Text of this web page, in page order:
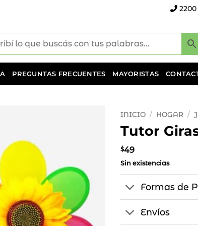
PREGUNTAS FRECUENTES MAYORISTAS
de
deseos
INICIO / HOGAR /
Tutor
$49
Sin existencias
Formas de
Envíos